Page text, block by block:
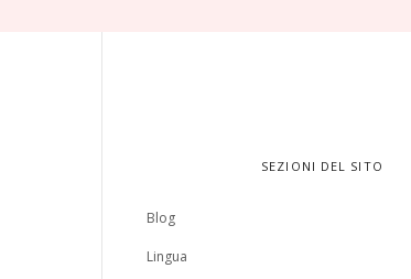
SEZIONI DEL SITO
Blog
Lingua